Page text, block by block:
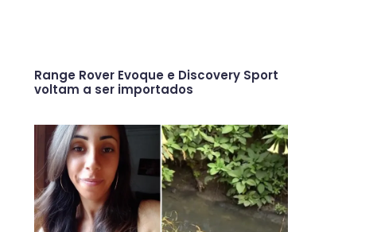
Range Rover Evoque e Discovery Sport
voltam a ser importados